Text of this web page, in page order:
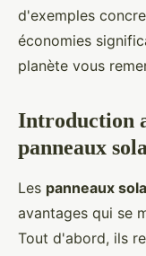
d'exemples
économies
planète vous
Introduction
panneaux
Les panneaux
avantages qui se
Tout d'abord, ils